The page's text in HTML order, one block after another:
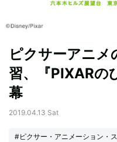
ピクサーアニメ
習、『PIXARの
幕
2019.04.13 Sat
#ピクサー・アニメーション・